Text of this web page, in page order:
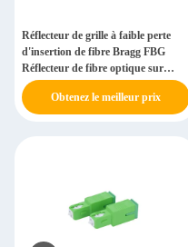
Réflecteur de grille à faible perte
d'insertion de fibre Bragg FBG
Réflecteur de fibre optique sur
mesure
Obtenez le meilleur prix